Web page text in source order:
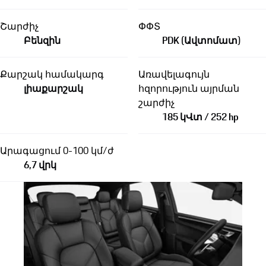
Շարժիչ
Բենզին
ՓՓՏ
PDK (Ավտոմատ)
Քարշակ համակարգ
լիաքարշակ
Առավելագույն
հզորություն այրման
շարժիչ
185 կՎտ / 252 hp
Արագացում 0-100 կմ/ժ
6,7 վրկ